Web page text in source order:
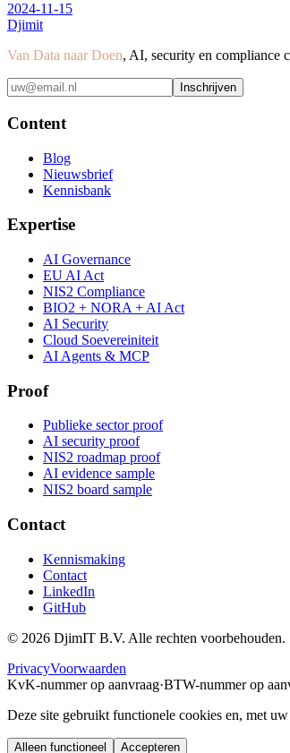
2024-11-15
Djimit
Van Data naar Doen, AI, security en compliance
Inschrijven
Content
Blog
Nieuwsbrief
Kennisbank
Expertise
AI Governance
EU AI Act
NIS2 Compliance
BIO2 + NORA + AI Act
AI Security
Cloud Soevereiniteit
AI Agents & MCP
Proof
Publieke sector proof
AI security proof
NIS2 roadmap proof
AI evidence sample
NIS2 board sample
Contact
Kennismaking
Contact
LinkedIn
GitHub
© 2026 DjimIT B.V. Alle rechten voorbehouden.
PrivacyVoorwaarden
KvK-nummer op aanvraag·BTW-nummer op
Deze site gebruikt functionele cookies en, met
Alleen functioneel Accepteren